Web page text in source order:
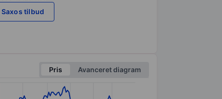
tilbud
Pris
Avanceret diagram